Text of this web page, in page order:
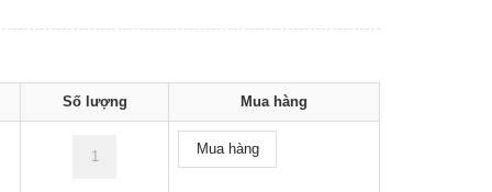
Số lượng Mua hàng
Mua hàng